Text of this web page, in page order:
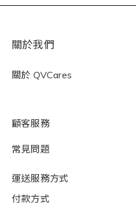
關於我們
關於 QVCares
顧客服務
常見問題
運送服務方式
付款方式